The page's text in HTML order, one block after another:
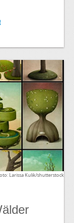
Larissa Kulik/shutterstock